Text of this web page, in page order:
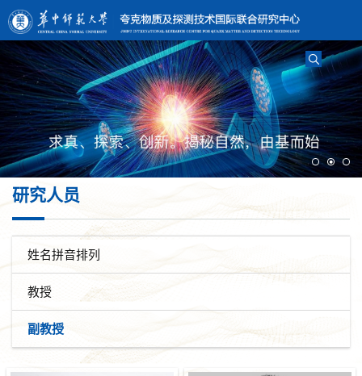
研究人员
姓名拼音排列
教授
副教授